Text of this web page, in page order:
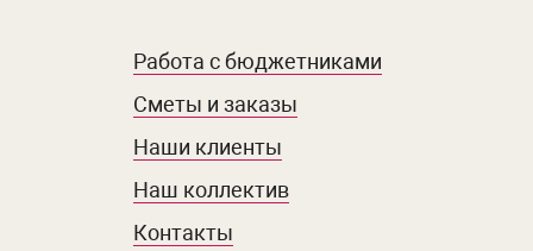
Работа с бюджетниками
Сметы и заказы
Наши клиенты
Наш коллектив
Контакты